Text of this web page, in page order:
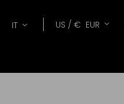
Lang
IT Valuta
US / € EUR